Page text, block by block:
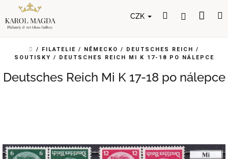
obsah
CZK HledatPřihlášení
DOMŮ
/ FILATELIE / NĚMECKO / DEUTSCHES REICH /
SOUTISKY / DEUTSCHES REICH MI K 17-18 PO NÁLEPCE
Deutsches Reich Mi K 17-18 po nálepce